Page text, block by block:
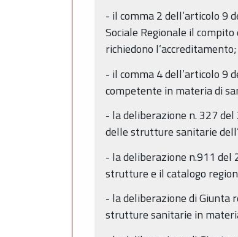
- il comma 2 dell’articolo 9
Sociale Regionale il
richiedono l’accreditamento;
- il comma 4 dell’articolo 9
competente in materia di
- la deliberazione n. 327
delle strutture sanitarie
- la deliberazione n.911 del
strutture e il catalogo
- la deliberazione di Giunta
strutture sanitarie in